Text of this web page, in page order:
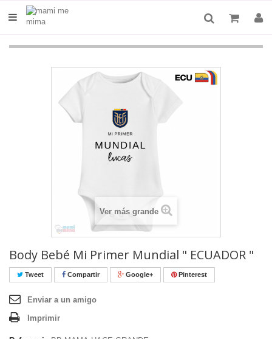
Ver más grande
Body Bebé Mi Primer Mundial " ECUADOR "
Tweet Compartir Google+ Pinterest
Enviar a un amigo
Imprimir